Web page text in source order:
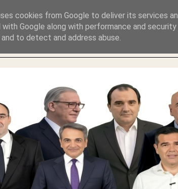
cookies from Google to deliver its services
with Google along with performance and
to detect and address abuse.